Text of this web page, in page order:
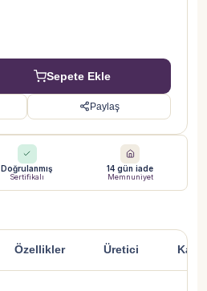
Sepete Ekle
Paylaş
Doğrulanmış
Sertifikalı
14 gün iade
Memnuniyet
Özellikler Üretici